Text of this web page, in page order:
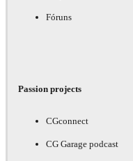
Fóruns
Passion projects
CGconnect
CG Garage podcast